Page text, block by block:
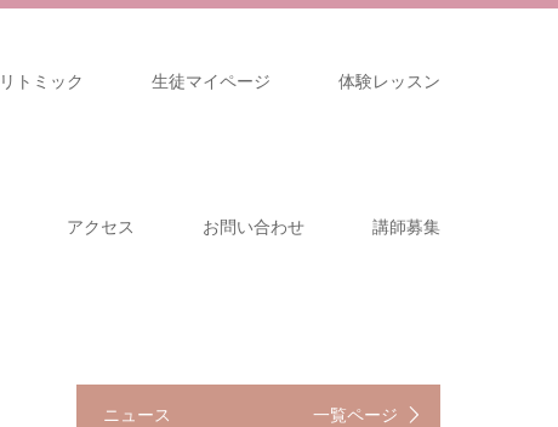
リトミック 生徒マイページ 体験レッスン
アクセス お問い合わせ 講師募集
ニュース 一覧ページ